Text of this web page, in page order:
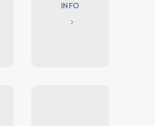
INFO